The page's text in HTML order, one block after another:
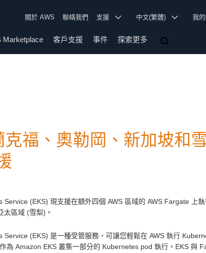
關於 AWS 聯絡我們 支援 中文(繁體) 我
Marketplace 客戶支援 事件 探索更多
克福、奧勒岡、新加坡和
Service (EKS) 現支援在額外四個 AWS 區域的 AWS Fargate 上
太區域 (雪梨)。
Service (EKS) 是一種受管服務，可讓您輕鬆在 AWS 執行
為 Amazon EKS 叢集一部分的 Kubernetes pod 執行。EKS 與